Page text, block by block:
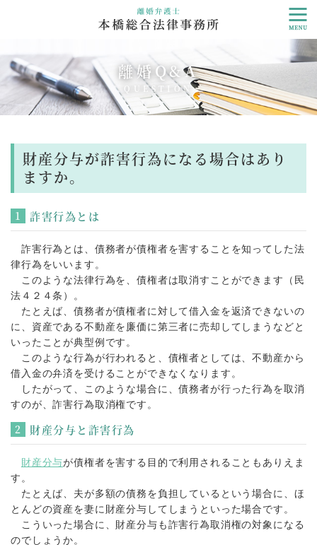
離婚Q&A
QUESTION
財産分与が詐害行為になる場合はあり
ますか。
詐害行為とは
詐害行為とは、債務者が債権者を害することを知ってした法
律行為をいいます。
このような法律行為を、債権者は取消すことができます（民
法４２４条）。
たとえば、債務者が債権者に対して借入金を返済できないの
に、資産である不動産を廉価に第三者に売却してしまうなどと
いったことが典型例です。
このような行為が行われると、債権者としては、不動産から
借入金の弁済を受けることができなくなります。
したがって、このような場合に、債務者が行った行為を取消
すのが、詐害行為取消権です。
財産分与と詐害行為
財産分与が債権者を害する目的で利用されることもありえま
す。
たとえば、夫が多額の債務を負担しているという場合に、ほ
とんどの資産を妻に財産分与してしまうといった場合です。
こういった場合に、財産分与も詐害行為取消権の対象になる
のでしょうか。